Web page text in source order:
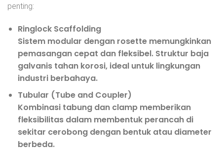
penting:
Ringlock Scaffolding
Sistem modular dengan rosette memungkinkan
pemasangan cepat dan fleksibel. Struktur baja
galvanis tahan korosi, ideal untuk lingkungan
industri berbahaya.
Tubular (Tube and Coupler)
Kombinasi tabung dan clamp memberikan
fleksibilitas dalam membentuk perancah di
sekitar cerobong dengan bentuk atau diameter
berbeda.